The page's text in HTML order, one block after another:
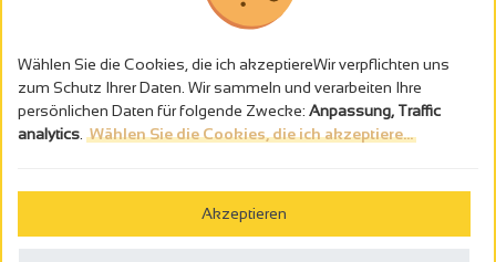
Alkoholmissbrauch ist gefährlich für die Gesundheit - trinken Sie in
Wählen Sie die Cookies, die ich akzeptiereWir verpflichten uns
zum Schutz Ihrer Daten. Wir sammeln und verarbeiten Ihre
persönlichen Daten für folgende Zwecke: Anpassung, Traffic
analytics Wählen Sie die Cookies, die ich akzeptiere...
Akzeptieren